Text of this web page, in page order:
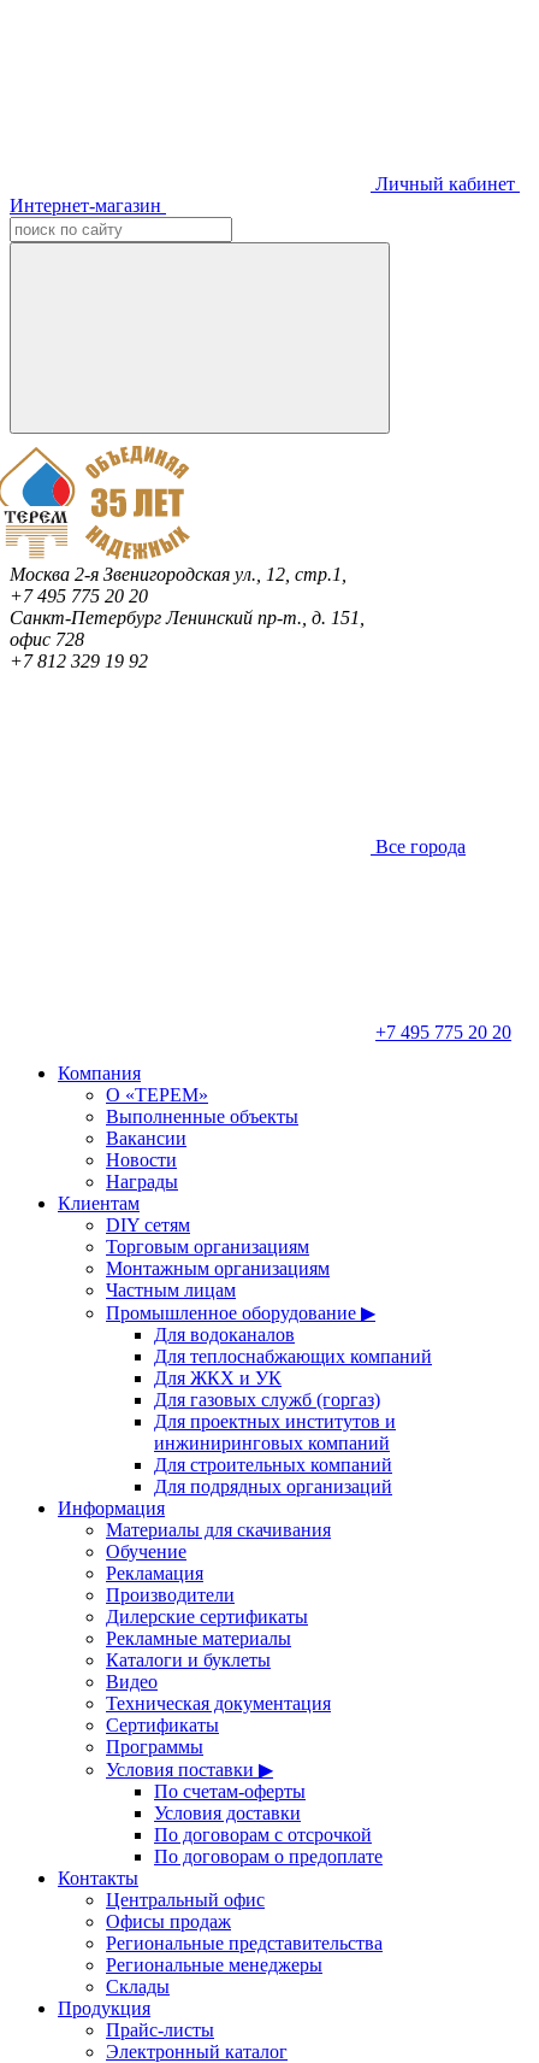
Личный кабинет
Интернет-магазин
Москва 2-я Звенигородская ул., 12, стр.1,
+7 495 775 20 20
Санкт-ПетербургЛенинский пр-т., д. 151,
офис 728
+7 812 329 19 92
Все города
+7 495 775 20 20
Компания
О «ТЕРЕМ»
Выполненные объекты
Вакансии
Новости
Награды
Клиентам
DIY сетям
Торговым организациям
Монтажным организациям
Частным лицам
Промышленное оборудование ▶
Для водоканалов
Для теплоснабжающих компаний
Для ЖКХ и УК
Для газовых служб (горгаз)
Для проектных институтов и
инжиниринговых компаний
Для строительных компаний
Для подрядных организаций
Информация
Материалы для скачивания
Обучение
Рекламация
Производители
Дилерские сертификаты
Рекламные материалы
Каталоги и буклеты
Видео
Техническая документация
Сертификаты
Программы
Условия поставки ▶
По счетам-оферты
Условия доставки
По договорам с отсрочкой
По договорам о предоплате
Контакты
Центральный офис
Офисы продаж
Региональные представительства
Региональные менеджеры
Склады
Продукция
Прайс-листы
Электронный каталог